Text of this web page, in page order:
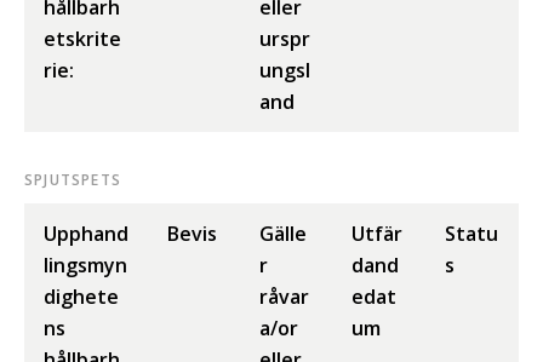
hållbarh
etskrite
rie:
eller
urspr
ungsl
and
SPJUTSPETS
Upphand
lingsmyn
dighete
ns
Bevis
Gälle
r
råvar
a/or
Utfär
dand
edat
um
Statu
s